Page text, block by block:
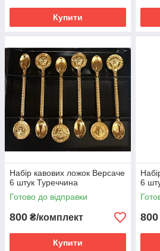
Купити
Набір кавових ложок Версаче
6 штук Туреччина
Готово до відправки
800 ₴/комплект
Купити
6
800